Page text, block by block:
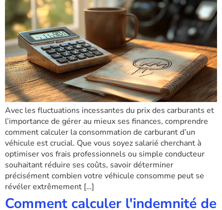
Avec les fluctuations incessantes du prix des carburants et
l’importance de gérer au mieux ses finances, comprendre
comment calculer la consommation de carburant d’un
véhicule est crucial. Que vous soyez salarié cherchant à
optimiser vos frais professionnels ou simple conducteur
souhaitant réduire ses coûts, savoir déterminer
précisément combien votre véhicule consomme peut se
révéler extrêmement […]
Comment calculer l'indemnité de